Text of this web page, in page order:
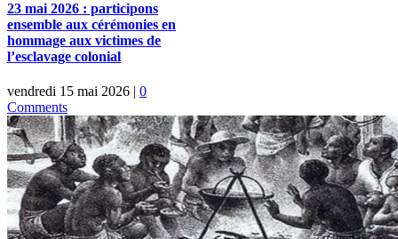
23 mai 2026 : participons
ensemble aux cérémonies en
hommage aux victimes de
l’esclavage colonial
vendredi 15 mai 2026 | 0
Comments